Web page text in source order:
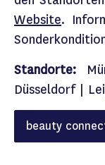
Website.​
Standorte:
Düsseldorf |
beauty